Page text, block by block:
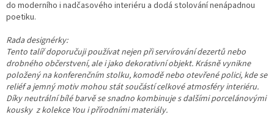
do moderního i nadčasového interiéru a dodá stolování nenápadnou
poetiku.
Rada designérky:
Tento talíř doporučuji používat nejen při servírování dezertů nebo
drobného občerstvení, ale i jako dekorativní objekt. Krásně vynikne
položený na konferenčním stolku, komodě nebo otevřené polici, kde se
reliéf a jemný motiv mohou stát součástí celkové atmosféry interiéru.
Díky neutrální bílé barvě se snadno kombinuje s dalšími porcelánovými
kousky z kolekce You i přírodními materiály.